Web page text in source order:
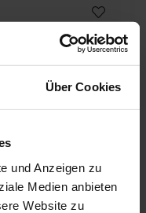
Über Cookies
und Anzeigen zu
Medien anbieten
Website zu
Disney Belle
Deluxe 5-
6 Jahre
36,90 €